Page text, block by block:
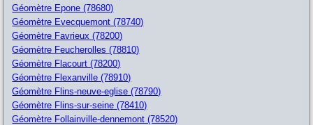
Géomètre Epone (78680)
Géomètre Evecquemont (78740)
Géomètre Favrieux (78200)
Géomètre Feucherolles (78810)
Géomètre Flacourt (78200)
Géomètre Flexanville (78910)
Géomètre Flins-neuve-eglise (78790)
Géomètre Flins-sur-seine (78410)
Géomètre Follainville-dennemont (78520)